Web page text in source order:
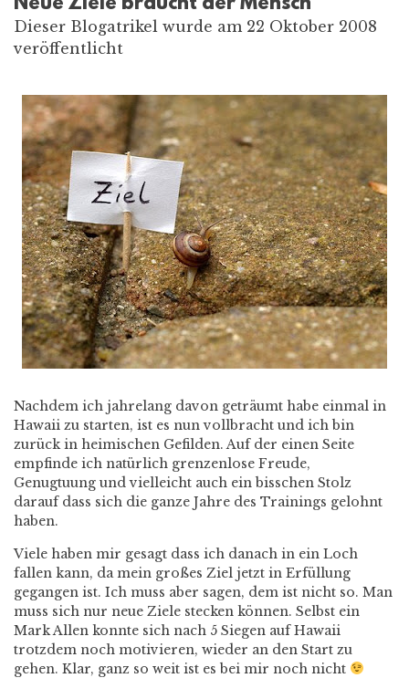
Dieser Blogatrikel wurde am 22 Oktober 2008
veröffentlicht
Nachdem ich jahrelang davon geträumt habe einmal in
Hawaii zu starten, ist es nun vollbracht und ich bin
zurück in heimischen Gefilden. Auf der einen Seite
empfinde ich natürlich grenzenlose Freude,
Genugtuung und vielleicht auch ein bisschen Stolz
darauf dass sich die ganze Jahre des Trainings gelohnt
haben.
Viele haben mir gesagt dass ich danach in ein Loch
fallen kann, da mein großes Ziel jetzt in Erfüllung
gegangen ist. Ich muss aber sagen, dem ist nicht so. Man
muss sich nur neue Ziele stecken können. Selbst ein
Mark Allen konnte sich nach 5 Siegen auf Hawaii
trotzdem noch motivieren, wieder an den Start zu
gehen. Klar, ganz so weit ist es bei mir noch nicht